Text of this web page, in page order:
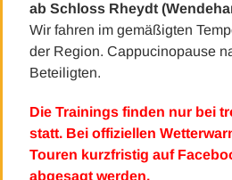
ab Schloss Rheydt
Wir fahren im gemäßigten
der Region. Cappucinopause
Beteiligten.
Die Trainings finden nur bei
statt. Bei offiziellen
Touren kurzfristig auf
abgesagt werden.